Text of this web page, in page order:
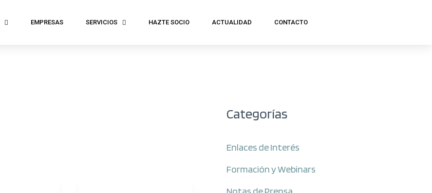
EMPRESAS SERVICIOS HAZTE SOCIO ACTUALIDAD CONTACTO
Categorías
Enlaces de Interés
Formación y Webinars